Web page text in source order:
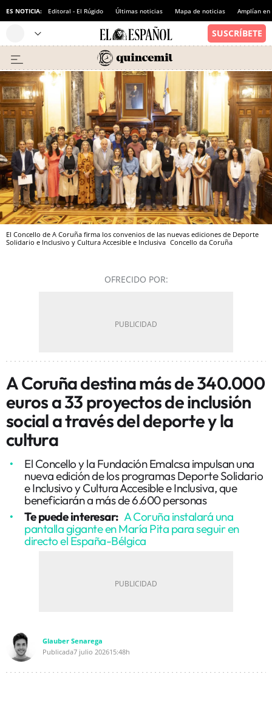
ES NOTICIA: Editoral - El Rúgido Últimas noticias Mapa de noticias Amplían
El Concello de A Coruña firma los convenios de las nuevas ediciones de Deporte
Solidario e Inclusivo y Cultura Accesible e Inclusiva Concello da Coruña
OFRECIDO POR:
A Coruña destina más de 340.000
euros a 33 proyectos de inclusión
social a través del deporte y la
cultura
El Concello y la Fundación Emalcsa impulsan una
nueva edición de los programas Deporte Solidario
e Inclusivo y Cultura Accesible e Inclusiva, que
beneficiarán a más de 6.600 personas
Te puede interesar: A Coruña instalará una
pantalla gigante en María Pita para seguir en
directo el España-Bélgica
Glauber Senarega
Publicada7 julio 202615:48h